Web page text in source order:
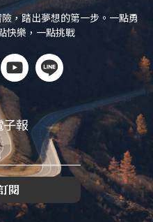
，踏出夢想的第一步。一點勇
快樂，一點挑戰
報
閱